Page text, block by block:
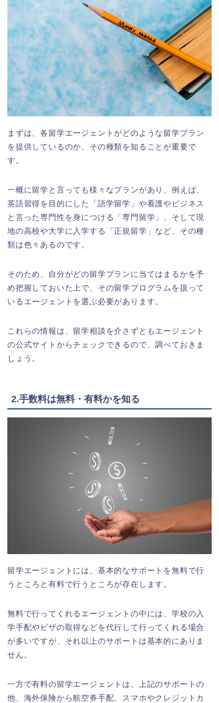
まずは、各留学エージェントがどのような留学プラン
を提供しているのか、その種類を知ることが重要で
す。
一概に留学と言っても様々なプランがあり、例えば、
英語習得を目的にした「語学留学」や看護やビジネス
と言った専門性を身につける「専門留学」、そして現
地の高校や大学に入学する「正規留学」など、その種
類は色々あるのです。
そのため、自分がどの留学プランに当てはまるかを予
め把握しておいた上で、その留学プログラムを扱って
いるエージェントを選ぶ必要があります。
これらの情報は、留学相談を介さずともエージェント
の公式サイトからチェックできるので、調べておきま
しょう。
2.手数料は無料・有料かを知る
留学エージェントには、基本的なサポートを無料で行
うところと有料で行うところが存在します。
無料で行ってくれるエージェントの中には、学校の入
学手配やビザの取得などを代行して行ってくれる場合
が多いですが、それ以上のサポートは基本的にありま
せん。
一方で有料の留学エージェントは、上記のサポートの
他、海外保険から航空券手配、スマホやクレジットカ